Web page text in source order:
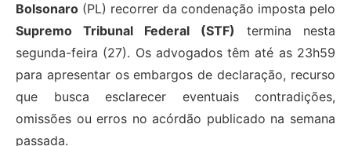
Bolsonaro (PL) recorrer da condenação imposta pelo
Supremo Tribunal Federal (STF) termina nesta
segunda-feira (27). Os advogados têm até as 23h59
para apresentar os embargos de declaração, recurso
que busca esclarecer eventuais contradições,
omissões ou erros no acórdão publicado na semana
passada.